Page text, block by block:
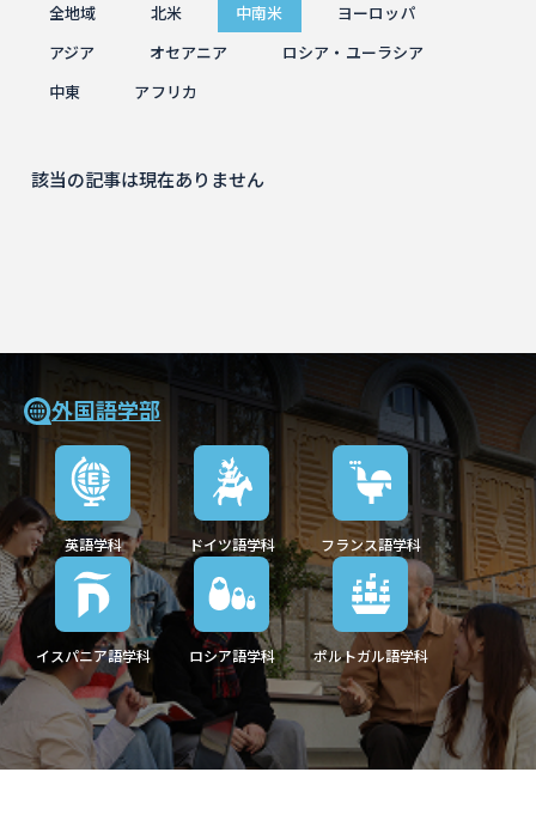
全地域 北米 中南米
ヨーロッパ
アジア
オセアニア
ロシア・ユーラシア
中東
アフリカ
該当の記事は現在ありません
外国語学部
英語学科 ドイツ語学科 フランス語学科
イスパニア語学科 ロシア語学科 ポルトガル語学科